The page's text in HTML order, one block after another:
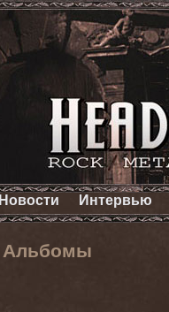
Новости Интервью
Альбомы